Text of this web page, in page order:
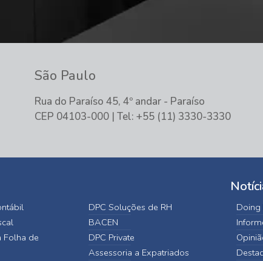
São Paulo
Rua do Paraíso 45, 4º andar - Paraíso
CEP 04103-000 | Tel: +55 (11) 3330-3330
Folha de
DPC Soluções de RH
BACEN
DPC Private
Assessoria a Expatriados
Doing